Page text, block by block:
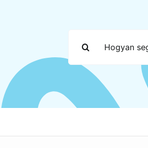
Oktatás
Online és helyszíni
oktatásaink biztosítunk
mind ügyfelünknek